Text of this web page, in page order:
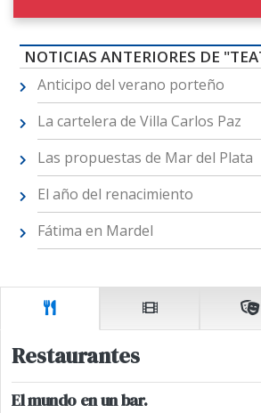
NOTICIAS ANTERIORES DE
Anticipo del verano porteño
La cartelera de Villa Carlos Paz
Las propuestas de Mar del Plata
El año del renacimiento
Fátima en Mardel
Restaurantes
El mundo en un bar.